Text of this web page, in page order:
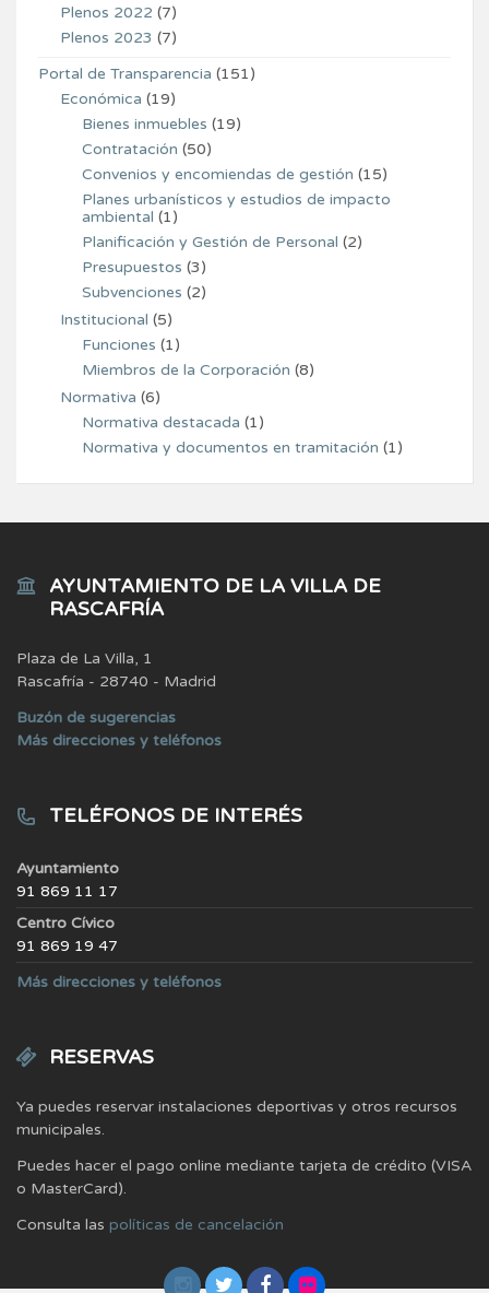
Plenos 2022 (7)
Plenos 2023 (7)
Portal de Transparencia (151)
Económica (19)
Bienes inmuebles (19)
Contratación (50)
Convenios y encomiendas de gestión (15)
Planes urbanísticos y estudios de impacto
ambiental (1)
Planificación y Gestión de Personal (2)
Presupuestos (3)
Subvenciones (2)
Institucional (5)
Funciones (1)
Miembros de la Corporación (8)
Normativa (6)
Normativa destacada (1)
Normativa y documentos en tramitación (1)
AYUNTAMIENTO DE LA VILLA DE
RASCAFRÍA
Plaza de La Villa, 1
Rascafría - 28740 - Madrid
Buzón de sugerencias
Más direcciones y teléfonos
TELÉFONOS DE INTERÉS
Ayuntamiento
91 869 11 17
Centro Cívico
91 869 19 47
Más direcciones y teléfonos
RESERVAS
Ya puedes reservar instalaciones deportivas y otros recursos
municipales.
Puedes hacer el pago online mediante tarjeta de crédito (VISA
o MasterCard).
Consulta las políticas de cancelación